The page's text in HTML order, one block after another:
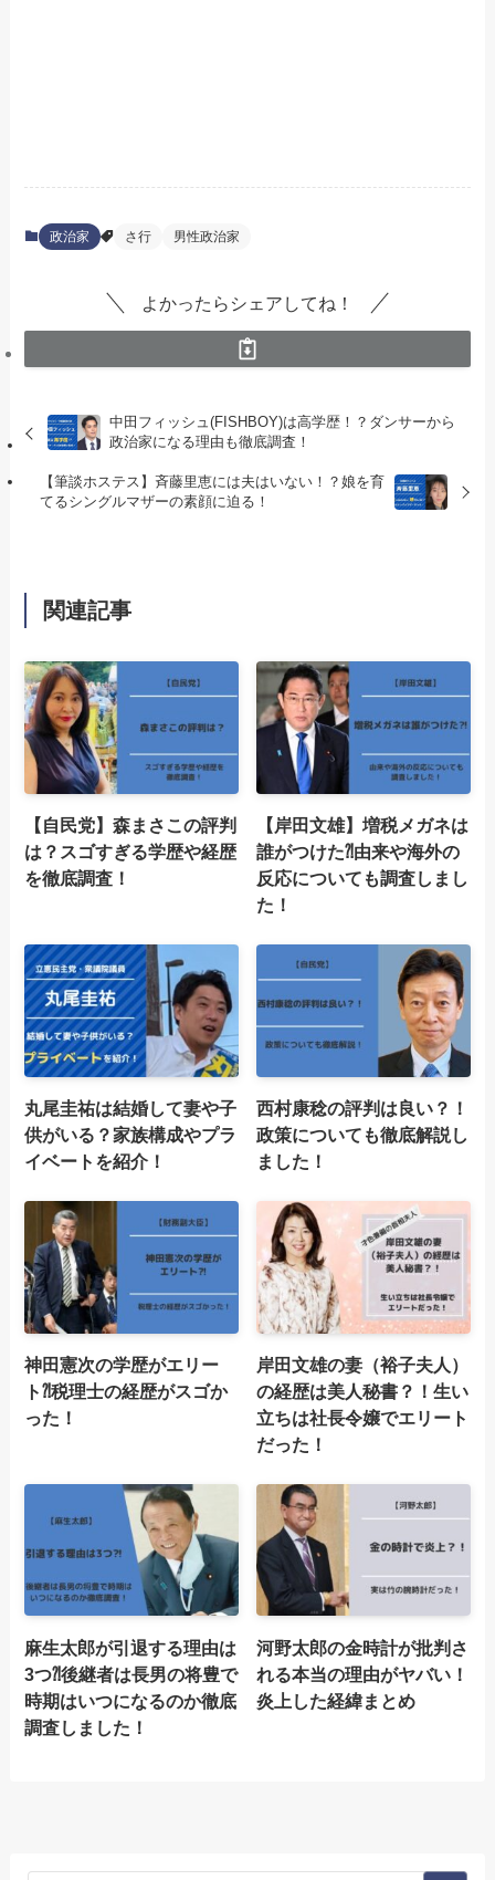
政治家 さ行 男性政治家
よかったらシェアしてね！
中田フィッシュ(FISHBOY)は高学歴！？ダンサーから
政治家になる理由も徹底調査！
【筆談ホステス】斉藤里恵には夫はいない！？娘を育
てるシングルマザーの素顔に迫る！
関連記事
【自民党】森まさこの評判
は？スゴすぎる学歴や経歴
を徹底調査！
【岸田文雄】増税メガネは
誰がつけた⁈由来や海外の
反応についても調査しまし
た！
丸尾圭祐は結婚して妻や子
供がいる？家族構成やプラ
イベートを紹介！
西村康稔の評判は良い？！
政策についても徹底解説し
ました！
神田憲次の学歴がエリー
ト⁈税理士の経歴がスゴか
った！
岸田文雄の妻（裕子夫人）
の経歴は美人秘書？！生い
立ちは社長令嬢でエリート
だった！
麻生太郎が引退する理由は
3つ⁈後継者は長男の将豊で
時期はいつになるのか徹底
調査しました！
河野太郎の金時計が批判さ
れる本当の理由がヤバい！
炎上した経緯まとめ